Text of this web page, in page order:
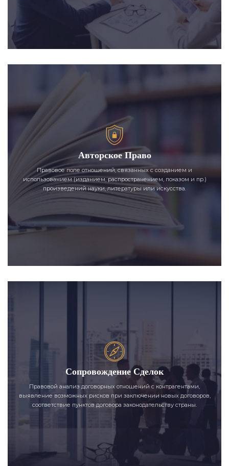
Авторское Право
Правовое поле отношений, связанных с созданием и
использованием (изданием, распространением, показом и пр.)
произведений науки, литературы или искусства.
Сопровождение Сделок
Правовой анализ договорных отношений с контрагентами,
выявление возможных рисков при заключении новых договоров,
соответствие пунктов договора законодательству страны.